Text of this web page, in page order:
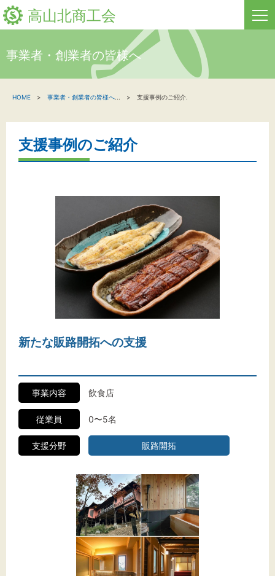
高山北商工会
新着情報
関係機関の方へ
お問い合わせ
文字サイズ
標準 拡大
背景色
事業者・創業者の皆様へ
HOME 事業者・創業者の皆様へ 支援事例のご紹介.
支援事例のご紹介
新たな販路開拓への支援
事業内容 飲食店
従業員 0〜5名
支援分野 販路開拓